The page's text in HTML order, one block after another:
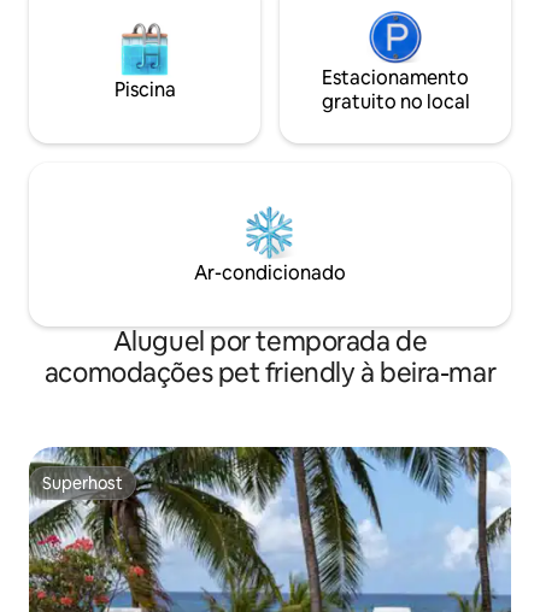
Piscina
Estacionamento
gratuito no local
Ar-condicionado
Aluguel por temporada de
acomodações pet friendly à beira-mar
Superhost
Superhost